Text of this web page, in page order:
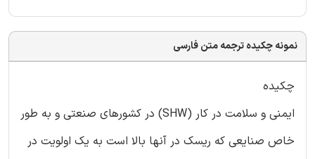
نمونه چکیده ترجمه متن فارسی
چکیده
ایمنی و سلامت در کار (SHW) در کشورهای صنعتی و به طور
خاص صنایعی که ریسک در آنها بالا است به یک اولویت در